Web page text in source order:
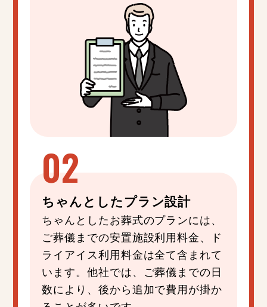
ちゃんと したプラン設計
ちゃんとしたお葬式のプランには、
ご葬儀までの安置施設利用料金、ド
ライアイス利用料金は全て含まれて
います。他社では、ご葬儀までの日
数により、後から追加で費用が掛か